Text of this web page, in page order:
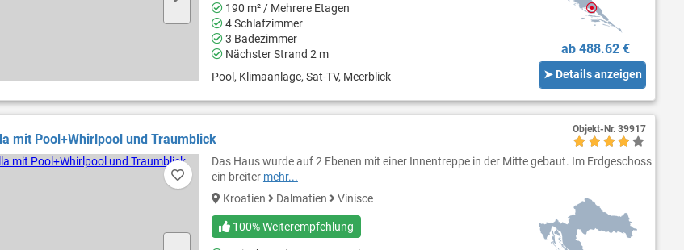
190 m² / Mehrere Etagen
4 Schlafzimmer
3 Badezimmer
Nächster Strand 2 m
Pool, Klimaanlage, Sat-TV, Meerblick
ab 488.62 €
➤ Details anzeigen
mit Pool+Whirlpool und Traumblick
Das Haus wurde auf 2 Ebenen mit einer Innentreppe in der Mitte gebaut. Im Erdgeschoss
ein breiter mehr...
Kroatien
Dalmatien Vinisce
100% Weiterempfehlung
Objekt-Nr. 39917